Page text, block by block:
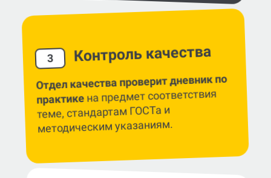
3 Контроль качества
Отдел качества проверит дневник по
практикена предмет соответствия
теме, стандартам ГОСТа и
методическим указаниям.